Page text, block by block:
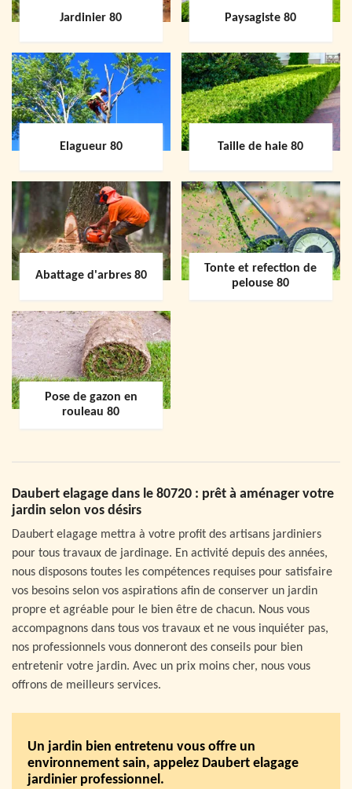
Jardinier 80 Paysagiste 80
Elagueur 80 Taille de haie 80
Abattage d'arbres 80
Tonte et refection de
pelouse 80
Pose de gazon en
rouleau 80
Daubert elagage dans le 80720 : prêt à aménager votre
jardin selon vos désirs
Daubert elagage mettra à votre profit des artisans jardiniers
pour tous travaux de jardinage. En activité depuis des années,
nous disposons toutes les compétences requises pour satisfaire
vos besoins selon vos aspirations afin de conserver un jardin
propre et agréable pour le bien être de chacun. Nous vous
accompagnons dans tous vos travaux et ne vous inquiéter pas,
nos professionnels vous donneront des conseils pour bien
entretenir votre jardin. Avec un prix moins cher, nous vous
offrons de meilleurs services.
Un jardin bien entretenu vous offre un
environnement sain, appelez Daubert elagage
jardinier professionnel.